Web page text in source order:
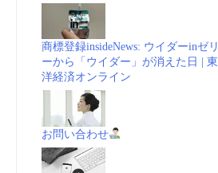
商標登録insideNews: ウイダーinゼリ
ーから「ウイダー」が消えた日 | 東
洋経済オンライン
お問い合わせ